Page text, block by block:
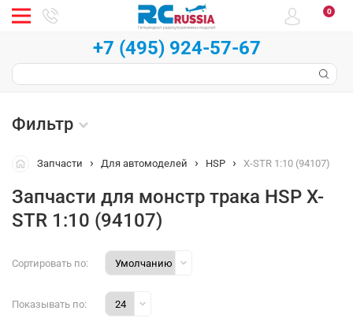
0
+7 (495) 924-57-67
Фильтр
Запчасти Для автомоделей HSP X-STR 1:10 (94107)
Запчасти для монстр трака HSP X-
STR 1:10 (94107)
Сортировать по:
Показывать по: